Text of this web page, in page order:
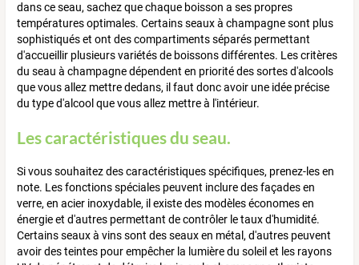
dans ce seau, sachez que chaque boisson a ses propres
températures optimales. Certains seaux à champagne sont plus
sophistiqués et ont des compartiments séparés permettant
d'accueillir plusieurs variétés de boissons différentes. Les critères
du seau à champagne dépendent en priorité des sortes d'alcools
que vous allez mettre dedans, il faut donc avoir une idée précise
du type d'alcool que vous allez mettre à l'intérieur.
Les caractéristiques du seau.
Si vous souhaitez des caractéristiques spécifiques, prenez-les en
note. Les fonctions spéciales peuvent inclure des façades en
verre, en acier inoxydable, il existe des modèles économes en
énergie et d'autres permettant de contrôler le taux d'humidité.
Certains seaux à vins sont des seaux en métal, d'autres peuvent
avoir des teintes pour empêcher la lumière du soleil et les rayons